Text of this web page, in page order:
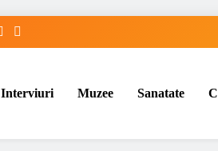
Interviuri Muzee Sanatate